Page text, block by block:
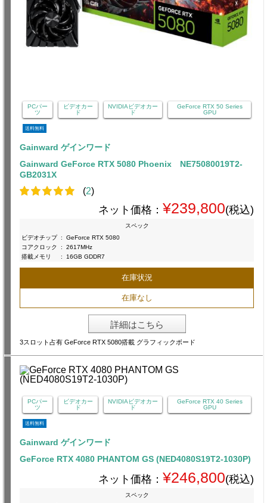
PCパー
ツ
ビデオカー
ド
NVIDIAビデオカー
ド
GeForce RTX 50 Series
GPU
送料無料
Gainward ゲインワード
Gainward GeForce RTX 5080 Phoenix NE75080019T2-
GB2031X
(2)
ネット価格： ¥239,800(税込)
スペック
ビデオチップ :
GeForce RTX 5080
コアクロック
:
2617MHz
搭載メモリ
: 16GB GDDR7
在庫状況
在庫なし
詳細はこちら
3スロット占有 GeForce RTX 5080搭載 グラフィックボード
PCパー
ツ
ビデオカー
ド
NVIDIAビデオカー
ド
GeForce RTX 40 Series
GPU
送料無料
Gainward ゲインワード
GeForce RTX 4080 PHANTOM GS (NED4080S19T2-1030P)
ネット価格： ¥246,800(税込)
スペック